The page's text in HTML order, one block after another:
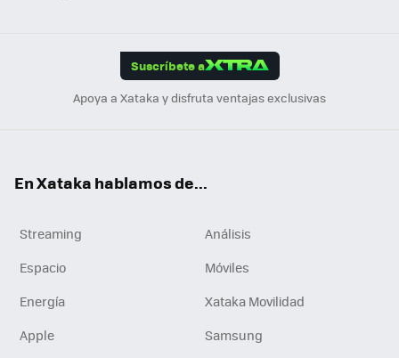
Suscríbete a
Apoya a Xataka y disfruta ventajas exclusivas
En Xataka hablamos de...
Streaming
Análisis
Espacio
Móviles
Energía
Xataka Movilidad
Apple
Samsung